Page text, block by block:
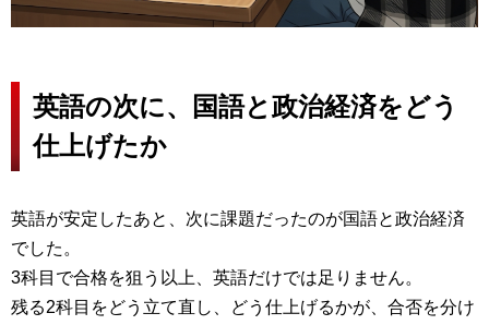
英語の次に、国語と政治経済をどう
仕上げたか
英語が安定したあと、次に課題だったのが国語と政治経済
でした。
3科目で合格を狙う以上、英語だけでは足りません。
残る2科目をどう立て直し、どう仕上げるかが、合否を分け